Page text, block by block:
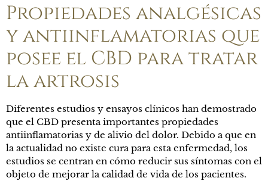
Propiedades analgésicas
y antiinflamatorias que
posee el CBD para tratar
la artrosis
Diferentes estudios y ensayos clínicos han demostrado
que el CBD presenta importantes propiedades
antiinflamatorias y de alivio del dolor. Debido a que en
la actualidad no existe cura para esta enfermedad, los
estudios se centran en cómo reducir sus síntomas con el
objeto de mejorar la calidad de vida de los pacientes.